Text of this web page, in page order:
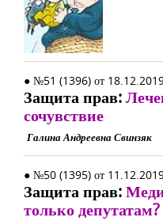
● №51 (1396) от
Защита прав:
сочувствие
Галина Андреевна Свинзяк
● №50 (1395) от
Защита прав:
только депутатам?